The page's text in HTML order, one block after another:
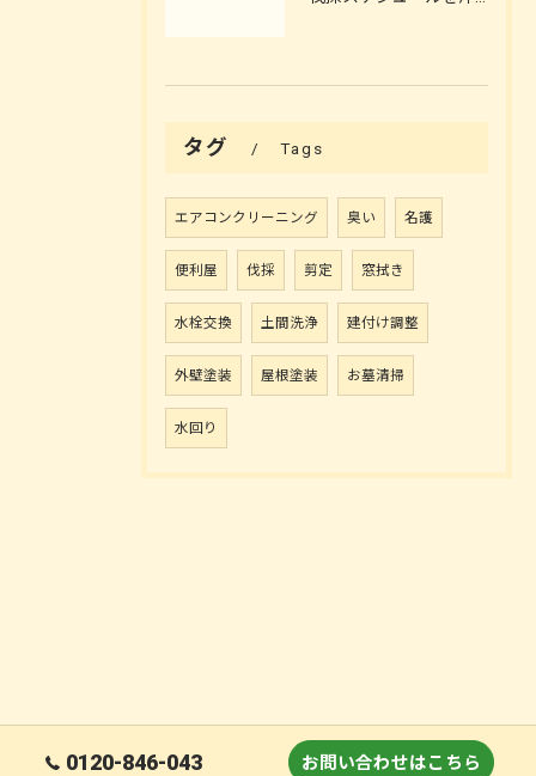
タグ Tags
エアコンクリーニング 臭い 名護
便利屋 伐採 剪定 窓拭き
水栓交換 土間洗浄 建付け調整
外壁塗装 屋根塗装 お墓清掃
水回り
0120-846-043 お問い合わせはこちら